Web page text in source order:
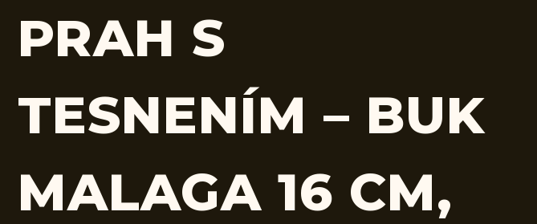
PRAH S
TESNENÍM – BUK
MALAGA 16 CM,